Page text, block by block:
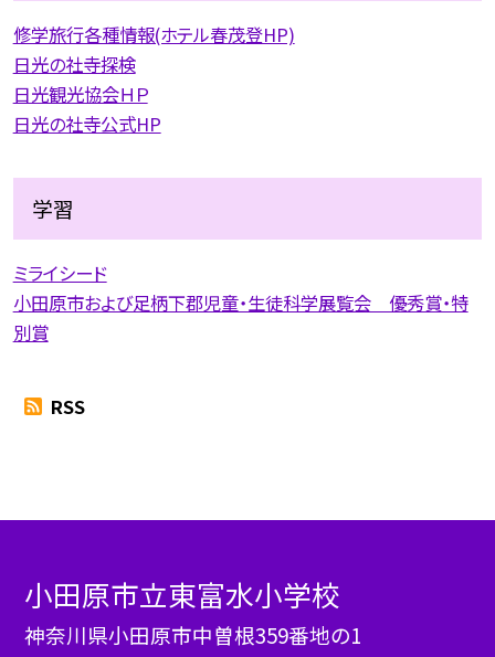
修学旅行各種情報(ホテル春茂登HP)
日光の社寺探検
日光観光協会ＨＰ
日光の社寺公式HP
学習
ミライシード
小田原市および足柄下郡児童・生徒科学展覧会 優秀賞・特
別賞
RSS
小田原市立東富水小学校
神奈川県小田原市中曽根359番地の1